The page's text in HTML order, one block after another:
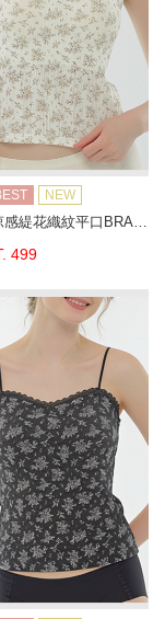
NEW
499